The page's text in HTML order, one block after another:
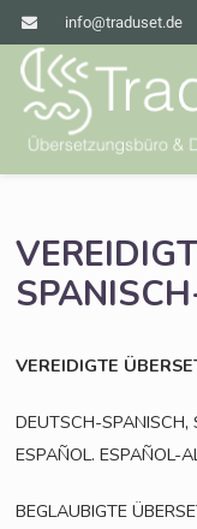
info@traduset.de
VEREIDIGTE
DEUTSCH-SPANISCH,
ESPAÑOL.ESPAÑOL-
BEGLAUBIGTE